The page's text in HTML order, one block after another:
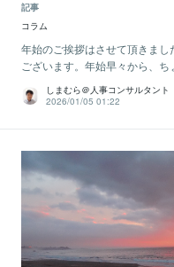
記事
コラム
年始のご挨拶はさせて頂きま
ございます。年始早々から、
しまむら＠人事コンサルタント
2026/01/05 01:22